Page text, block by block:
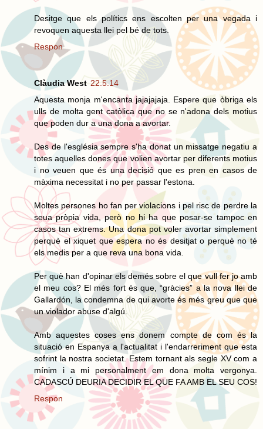
Desitge que els polítics ens escolten per una vegada i
revoquen aquesta llei pel bé de tots.
Respon
Clàudia West 22.5.14
Aquesta monja m'encanta jajajajaja. Espere que òbriga els
ulls de molta gent catòlica que no se n'adona dels motius
que poden dur a una dona a avortar.
Des de l'església sempre s'ha donat un missatge negatiu a
totes aquelles dones que volien avortar per diferents motius
i no veuen que és una decisió que es pren en casos de
màxima necessitat i no per passar l'estona.
Moltes persones ho fan per violacions i pel risc de perdre la
seua pròpia vida, però no hi ha que posar-se tampoc en
casos tan extrems. Una dona pot voler avortar simplement
perquè el xiquet que espera no és desitjat o perquè no té
els medis per a que reva una bona vida.
Per què han d'opinar els demés sobre el que vull fer jo amb
el meu cos? El més fort és que, “gràcies” a la nova llei de
Gallardón, la condemna de qui avorte és més greu que que
un violador abuse d'algú.
Amb aquestes coses ens donem compte de com és la
situació en Espanya a l'actualitat i l'endarreriment que esta
sofrint la nostra societat. Estem tornant als segle XV com a
mínim i a mi personalment em dona molta vergonya.
CADASCÚ DEURIA DECIDIR EL QUE FA AMB EL SEU COS!
Respon